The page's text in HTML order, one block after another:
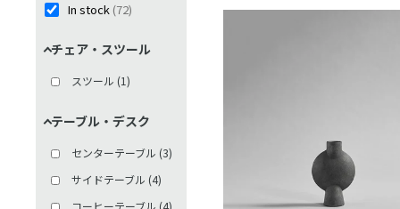
In stock (72)
チェア・スツール
スツール (1)
テーブル・デスク
センターテーブル (3)
サイドテーブル (4)
コーヒーテーブル (4)